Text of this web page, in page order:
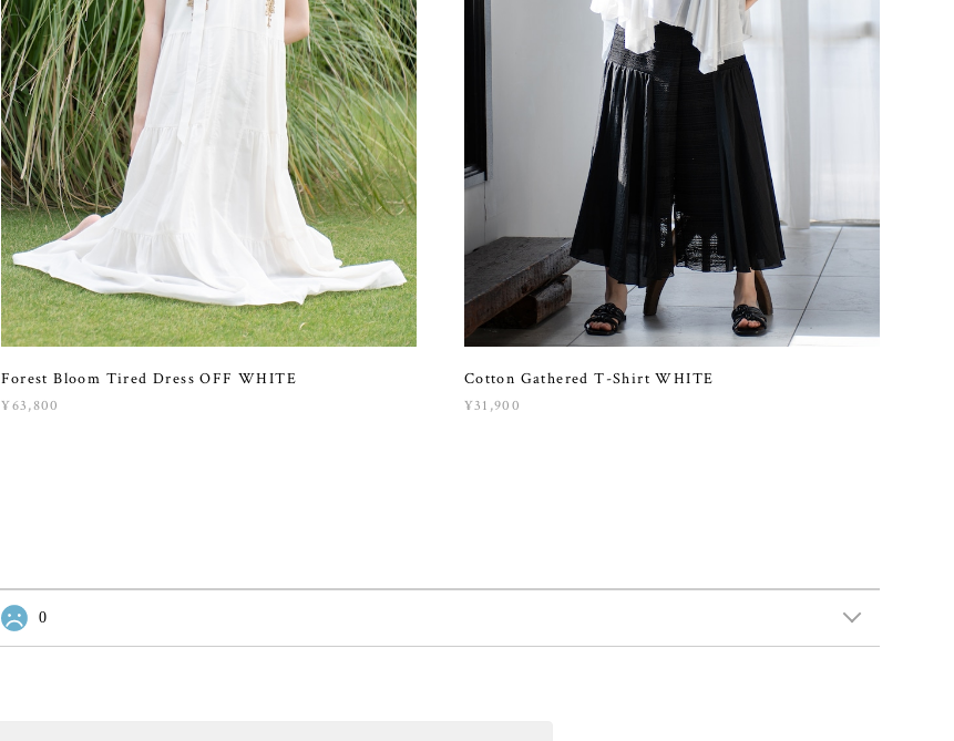
Forest Bloom Tired Dress OFF WHITE
¥63,800
Cotton Gathered T-Shirt WHITE
¥31,900
0